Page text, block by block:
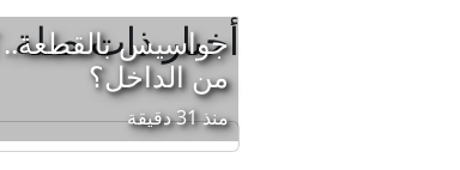
أخبار ذات صلة
جواسيس بالقطعة..
من الداخل؟
منذ 31 دقيقة